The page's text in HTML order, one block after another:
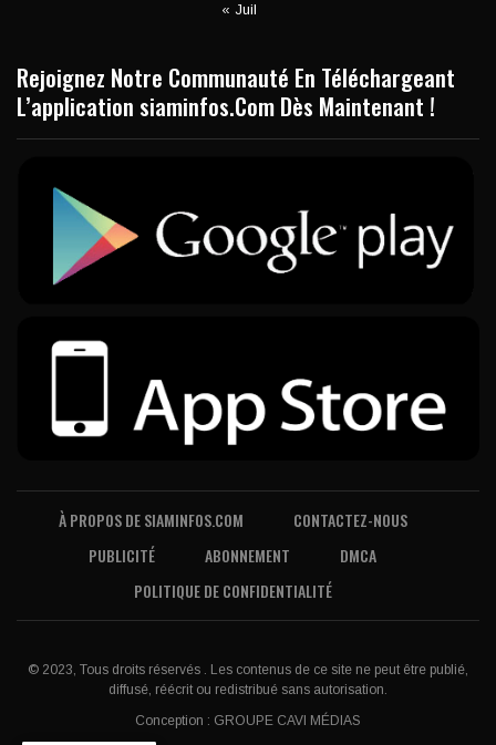
« Juil
Rejoignez Notre Communauté En Téléchargeant
L’application siaminfos.Com Dès Maintenant !
À PROPOS DE SIAMINFOS.COM
CONTACTEZ-NOUS
PUBLICITÉ
ABONNEMENT
DMCA
POLITIQUE DE CONFIDENTIALITÉ
© 2023, Tous droits réservés . Les contenus de ce site ne peut être publié,
diffusé, réécrit ou redistribué sans autorisation.
Conception : GROUPE CAVI MÉDIAS